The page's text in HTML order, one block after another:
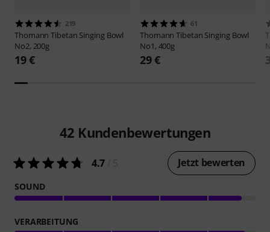
219
ThomannTibetan Singing Bowl
No2, 200g
19 €
61
ThomannTibetan Singing Bowl
No1, 400g
29 €
42 Kundenbewertungen
4.7 Jetzt bewerten
SOUND
VERARBEITUNG